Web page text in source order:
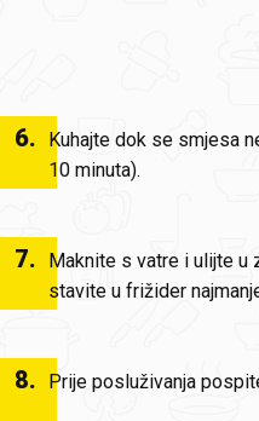
6.
Kuhajte dok se smjesa
10 minuta).
7.
Maknite s vatre i ulijte u
stavite u frižider
8. Prije posluživanja